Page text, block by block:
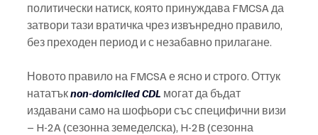
политически натиск, която принуждава FMCSA да
затвори тази вратичка чрез извънредно правило,
без преходен период и с незабавно прилагане.
Новото правило на FMCSA е ясно и строго. Оттук
нататък non-domiciled CDL могат да бъдат
издавани само на шофьори със специфични визи
– H-2A (сезонна земеделска), H-2B (сезонна